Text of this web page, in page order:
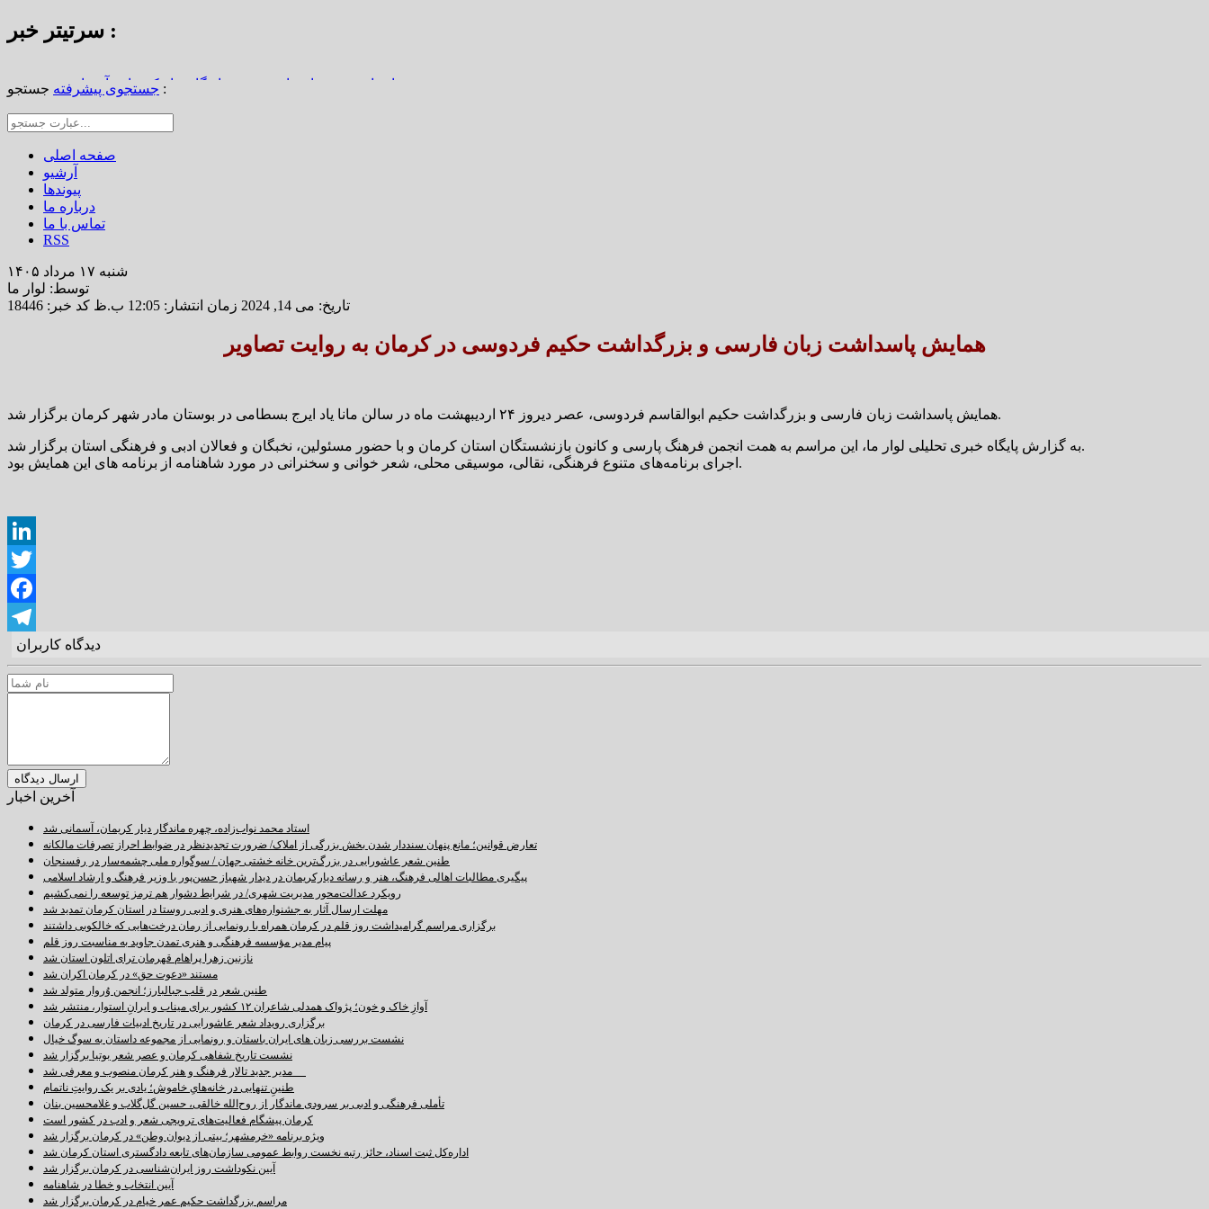
سرتیتر خبر :
استاد محمد نواب‌زاده، چهره ماندگار دیار کریمان، آسمانی شد
تعارض قوانین؛ مانع پنهان سنددار شدن بخش بزرگی از املاک/ ضرورت تجدیدنظر در ضوابط احراز تصرفات مالکانه
طنین شعر عاشورایی در بزرگ‌ترین خانه خشتی جهان / سوگواره ملی چشمه‌سار در رفسنجان
جستجوی پیشرفته جستجو :
صفحه اصلی
آرشیو
پیوندها
درباره ما
تماس با ما
RSS
شنبه ۱۷ مرداد ۱۴۰۵
توسط: لوار ما
تاریخ: می 14, 2024 زمان انتشار: 12:05 ب.ظ
کد خبر: 18446
همایش پاسداشت زبان فارسی و بزرگداشت حکیم فردوسی در کرمان به روایت تصاویر
همایش پاسداشت زبان فارسی و بزرگداشت حکیم ابوالقاسم فردوسی، عصر دیروز ۲۴ اردیبهشت ماه در سالن مانا یاد ایرج بسطامی در بوستان مادر شهر کرمان برگزار شد.
به گزارش پایگاه خبری تحلیلی لوار ما، این مراسم به همت انجمن فرهنگ پارسی و کانون بازنشستگان استان کرمان و با حضور مسئولین، نخبگان و فعالان ادبی و فرهنگی استان برگزار شد.
اجرای برنامه‌های متنوع فرهنگی، نقالی، موسیقی محلی، شعر خوانی و سخنرانی در مورد شاهنامه از برنامه های این همایش بود.
LinkedIn
Twitter
Facebook
Telegram
دیدگاه کاربران
آخرین اخبار
استاد محمد نواب‌زاده، چهره ماندگار دیار کریمان، آسمانی شد
تعارض قوانین؛ مانع پنهان سنددار شدن بخش بزرگی از املاک/ ضرورت تجدیدنظر در ضوابط احراز تصرفات مالکانه
طنین شعر عاشورایی در بزرگ‌ترین خانه خشتی جهان / سوگواره ملی چشمه‌سار در رفسنجان
پیگیری مطالبات اهالی فرهنگ، هنر و رسانه دیارکریمان در دیدار شهباز حسن‌پور با وزیر فرهنگ و ارشاد اسلامی
رویکرد عدالت‌محور مدیریت شهری/ در شرایط دشوار هم ترمز توسعه را نمی‌کشیم
مهلت ارسال آثار به جشنواره‌های هنری و ادبی روستا در استان کرمان تمدید شد
برگزاری مراسم گرامیداشت روز قلم در کرمان همراه با رونمایی از رمان درخت‌هایی که خالکوبی داشتند
پیام مدیر مؤسسه فرهنگی و هنری تمدن جاوید به مناسبت روز قلم
نازنین زهرا پراهام قهرمان ترای اتلون استان شد
مستند «دعوت حق» در کرمان اکران شد
طنین شعر در قلب جبالبارز؛ انجمن وُروار متولد شد
آوازِ خاک و خون؛ پژواک همدلی شاعران ۱۲ کشور برای میناب و ایرانِ استوار، منتشر شد
برگزاری رویداد شعر عاشورایی در تاریخ ادبیات فارسی در کرمان
نشست بررسی زبان های ایران باستان و رونمایی از مجموعه داستان به سوگ خیال
نشست تاریخ شفاهی کرمان و عصر شعر بوتیا برگزار شد
طنینِ تنهایی در خانه‌هایِ خاموش؛ یادی بر یک روایتِ ناتمام
تأملی فرهنگی و ادبی بر سرودی ماندگار از روح‌الله خالقی، حسین گل‌گلاب و غلامحسین بنان
کرمان پیشگام فعالیت‌های ترویجی شعر و ادب در کشور است
ویژه برنامه «خرمشهر؛ بیتی از دیوان وطن» در کرمان برگزار شد
اداره‌کل ثبت اسناد، حائز رتبه نخست روابط عمومی سازمان‌های تابعه دادگستری استان کرمان شد
آیین نکوداشت روز ایران‌شناسی در کرمان برگزار شد
آیین انتخاب و خطا در شاهنامه
مراسم بزرگداشت حکیم عمر خیام در کرمان برگزار شد